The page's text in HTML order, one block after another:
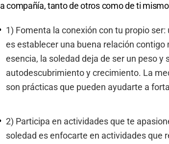
la compañía, tanto de otros como de ti
1) Fomenta la conexión con tu propio
es establecer una buena relación
esencia, la soledad deja de ser un peso y
autodescubrimiento y crecimiento. La
son prácticas que pueden ayudarte a
2) Participa en actividades que te
soledad es enfocarte en actividades que